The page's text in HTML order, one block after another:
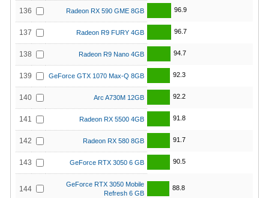
136 Radeon RX 590 GME 8GB 96.9
137 Radeon R9 FURY 4GB 96.7
138 Radeon R9 Nano 4GB 94.7
139 GeForce GTX 1070 Max-Q 8GB 92.3
140 Arc A730M 12GB 92.2
141 Radeon RX 5500 4GB 91.8
142 Radeon RX 580 8GB 91.7
143 GeForce RTX 3050 6 GB 90.5
144
GeForce RTX 3050 Mobile
Refresh 6 GB
88.8